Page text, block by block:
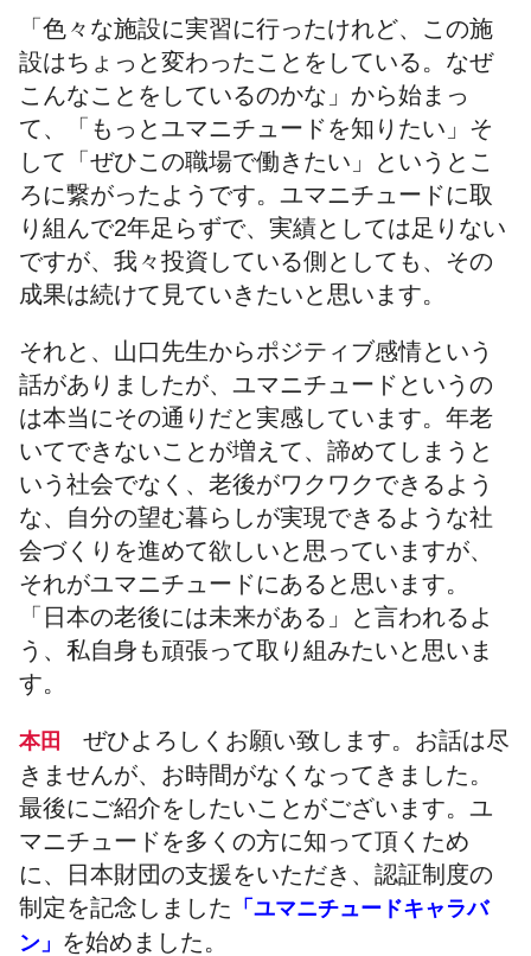
「色々な施設に実習に行ったけれど、この施
設はちょっと変わったことをしている。なぜ
こんなことをしているのかな」から始まっ
て、「もっとユマニチュードを知りたい」そ
して「ぜひこの職場で働きたい」というとこ
ろに繋がったようです。ユマニチュードに取
り組んで2年足らずで、実績としては足りない
ですが、我々投資している側としても、その
成果は続けて見ていきたいと思います。
それと、山口先生からポジティブ感情という
話がありましたが、ユマニチュードというの
は本当にその通りだと実感しています。年老
いてできないことが増えて、諦めてしまうと
いう社会でなく、老後がワクワクできるよう
な、自分の望む暮らしが実現できるような社
会づくりを進めて欲しいと思っていますが、
それがユマニチュードにあると思います。
「日本の老後には未来がある」と言われるよ
う、私自身も頑張って取り組みたいと思いま
す。
本田ぜひよろしくお願い致します。お話は尽
きませんが、お時間がなくなってきました。
最後にご紹介をしたいことがございます。ユ
マニチュードを多くの方に知って頂くため
に、日本財団の支援をいただき、認証制度の
制定を記念しました 「ユマニチュードキャラバ
ン」 を始めました。